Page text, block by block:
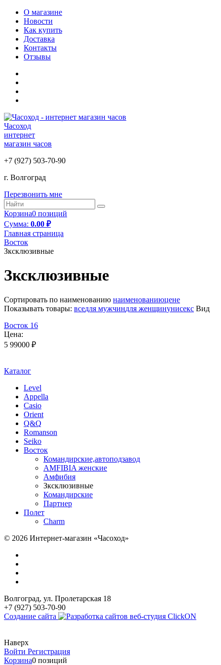
О магазине
Новости
Как купить
Доставка
Контакты
Отзывы
Часоход
интернет
магазин часов
+7 (927) 503-70-90
г. Волгоград
Перезвонить мне
Корзина0 позиций
Cумма: 0.00 ₽
Главная страница
Восток
Зксклюзивные
Зксклюзивные
Сортировать по наименованию наименованиюцене
Показывать товары: вседля мужчиндля женщинунисекс Вид
Восток 16
Цена:
5 99000 ₽
Каталог
Level
Appella
Casio
Orient
Q&Q
Romanson
Seiko
Восток
Командирские,автоподзавод
AMFIBIA женские
Амфибия
Зксклюзивные
Командирские
Партнер
Полет
Charm
© 2026 Интернет-магазин «Часоход»
Волгоград, ул. Пролетарская 18
+7 (927) 503-70-90
Создание сайта
Наверх
Войти Регистрация
Корзина0 позиций